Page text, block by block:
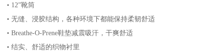
• 12”靴筒
• 无缝、浸胶结构，各种环境下都能保持柔韧舒适
• Breathe-O-Prene鞋垫减震吸汗，干爽舒适
• 结实、舒适的织物衬里